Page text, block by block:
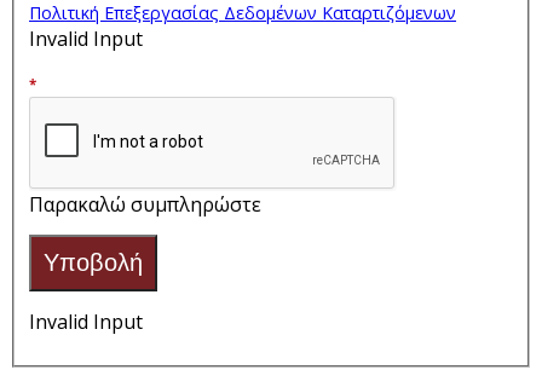
Πολιτική Επεξεργασίας Δεδομένων Καταρτιζόμενων
Invalid Input
*
Παρακαλώ συμπληρώστε
Υποβολή
Invalid Input